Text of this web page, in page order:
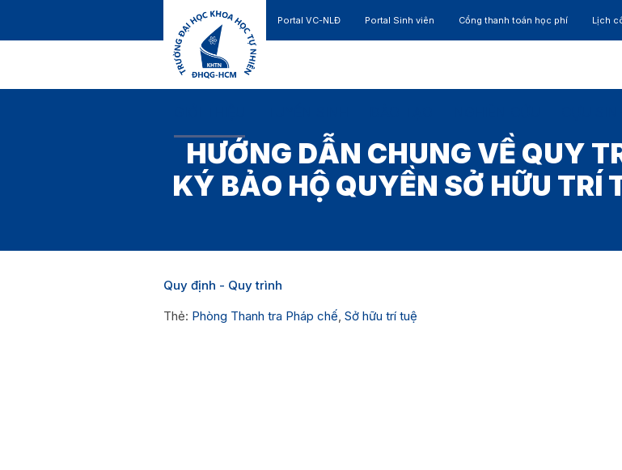
Portal VC-NLĐ Portal Sinh viên Cổng thanh toán học phí Lịch
HƯỚNG DẪN CHUNG VỀ QUY
KÝ BẢO HỘ QUYỀN SỞ HỮU TRÍ
Quy định - Quy trình
Thẻ: Phòng Thanh tra Pháp chế, Sở hữu trí tuệ